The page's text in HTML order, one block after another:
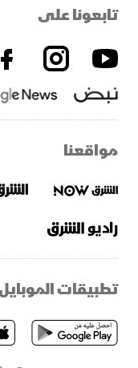
تابعونا على
مواقعنا
تطبيقات